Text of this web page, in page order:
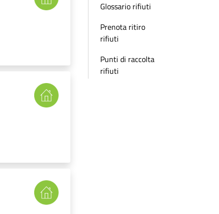
Glossario rifiuti
Prenota ritiro
rifiuti
Punti di raccolta
rifiuti